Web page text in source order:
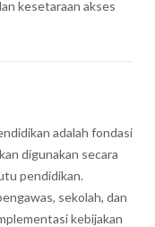
kesetaraan akses
adalah fondasi
digunakan secara
pendidikan.
sekolah, dan
kebijakan